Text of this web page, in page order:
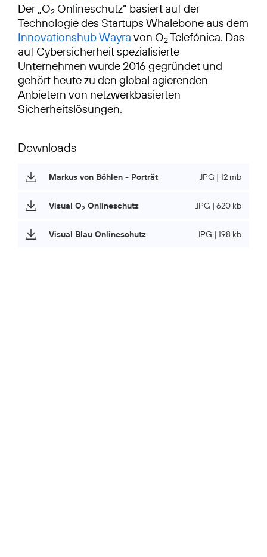
Der „O2 Onlineschutz“ basiert auf der
Technologie des Startups Whalebone aus dem
Innovationshub Wayra von O2Telefónica. Das
auf Cybersicherheit spezialisierte
Unternehmen wurde 2016 gegründet und
gehört heute zu den global agierenden
Anbietern von netzwerkbasierten
Sicherheitslösungen.
Downloads
Markus von Böhlen - Porträt JPG | 12 mb
Visual O2 Onlineschutz JPG | 620 kb
Visual Blau Onlineschutz JPG | 198 kb